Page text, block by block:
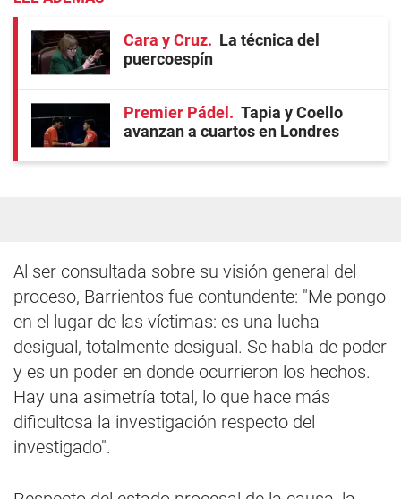
Cara y Cruz
La técnica del
puercoespín
Premier Pádel
Tapia y Coello
avanzan a cuartos en Londres
Al ser consultada sobre su visión general del
proceso, Barrientos fue contundente: "Me pongo
en el lugar de las víctimas: es una lucha
desigual, totalmente desigual. Se habla de poder
y es un poder en donde ocurrieron los hechos.
Hay una asimetría total, lo que hace más
dificultosa la investigación respecto del
investigado".